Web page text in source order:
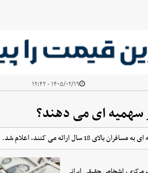
۱۴۰۵/۰۲/۱۹ - ۱۲:۴۲
سهمیه ای می دهند؟
18 سال ارائه می کنند، اعلام شد.